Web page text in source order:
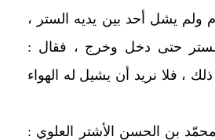
ولم يشل أحد بين يديه الستر ،
حتى دخل وخرج ، فقال :
، فلا نريد أن يشيل له الهواء
بن الحسن الأشتر العلوي :